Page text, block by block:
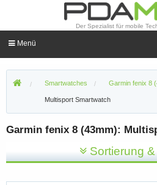
Der Spezialist für mobile
Menü
Smartwatches Garmin fenix 8
Multisport Smartwatch
Garmin fenix 8 (43mm):
Sortierung